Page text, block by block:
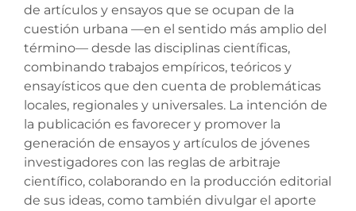
de artículos y ensayos que se ocupan de la
cuestión urbana —en el sentido más amplio del
término— desde las disciplinas científicas,
combinando trabajos empíricos, teóricos y
ensayísticos que den cuenta de problemáticas
locales, regionales y universales. La intención de
la publicación es favorecer y promover la
generación de ensayos y artículos de jóvenes
investigadores con las reglas de arbitraje
científico, colaborando en la producción editorial
de sus ideas, como también divulgar el aporte